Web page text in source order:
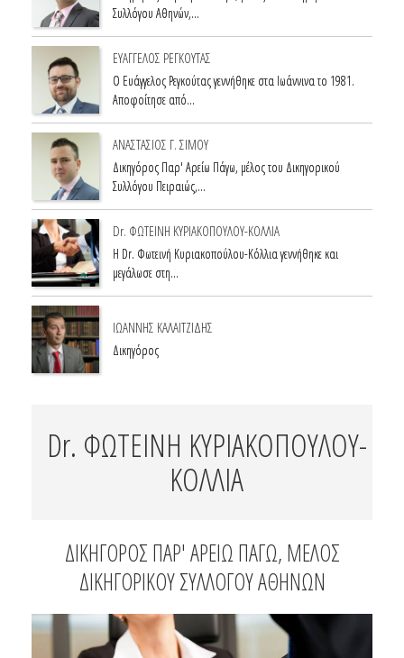
Συλλόγου Αθηνών,…
ΕΥΑΓΓΕΛΟΣ ΡΕΓΚΟΥΤΑΣ
Ο Ευάγγελος Ρεγκούτας γεννήθηκε στα Ιωάννινα το 1981.
Αποφοίτησε από…
ΑΝΑΣΤΑΣΙΟΣ Γ. ΣΙΜΟΥ
Δικηγόρος Παρ' Αρείω Πάγω, μέλος του Δικηγορικού
Συλλόγου Πειραιώς,…
Dr. ΦΩΤΕΙΝΗ ΚΥΡΙΑΚΟΠΟΥΛΟΥ-ΚΟΛΛΙΑ
Η Dr. Φωτεινή Κυριακοπούλου-Κόλλια γεννήθηκε και
μεγάλωσε στη…
ΙΩΑΝΝΗΣ ΚΑΛΑΙΤΖΙΔΗΣ
Δικηγόρος
Dr. ΦΩΤΕΙΝΗ ΚΥΡΙΑΚΟΠΟΥΛΟΥ-
ΚΟΛΛΙΑ
ΔΙΚΗΓΟΡΟΣ ΠΑΡ' ΑΡΕΙΩ ΠΑΓΩ, ΜΕΛΟΣ
ΔΙΚΗΓΟΡΙΚΟΥ ΣΥΛΛΟΓΟΥ ΑΘΗΝΩΝ